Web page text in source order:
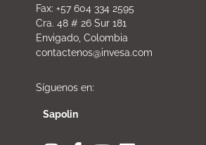
Fax: +57 604 334 2595
Cra. 48 # 26 Sur 181
Envigado, Colombia
contactenos@invesa.com
Síguenos en:
Sapolin